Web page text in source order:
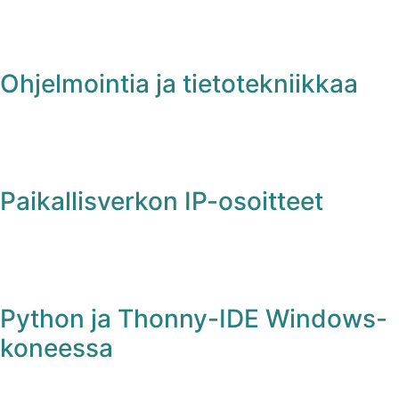
Ohjelmointia ja tietotekniikkaa
Paikallisverkon IP-osoitteet
Python ja Thonny-IDE Windows-
koneessa